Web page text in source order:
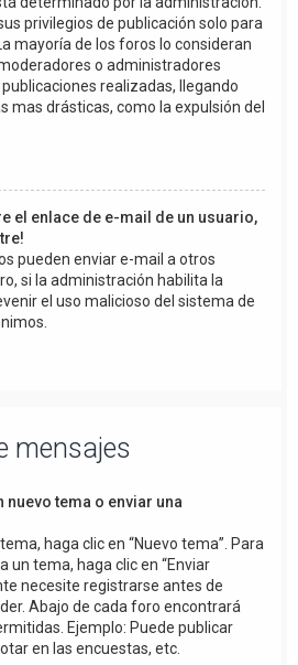
privilegios de publicación solo para
mayoría de los foros lo consideran
o administradores
realizadas, llegando
mas drásticas, como la expulsión del
el enlace de e-mail de un usuario,
pueden enviar e-mail a otros
si la administración habilita la
el uso malicioso del sistema de
mensajes
tema o enviar una
haga clic en “Nuevo tema”. Para
un tema, haga clic en “Enviar
necesite registrarse antes de
Abajo de cada foro encontrará
Ejemplo: Puede publicar
en las encuestas, etc.